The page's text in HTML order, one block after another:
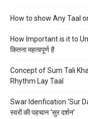
How to show Any Taal on
How Important is it to
कितना महत्वपूर्ण है
Concept of Sum Tali
Rhythm Lay Taal
Swar Idenfication ‘Sur
स्वरों की पहचान ‘सुर दर्शन’